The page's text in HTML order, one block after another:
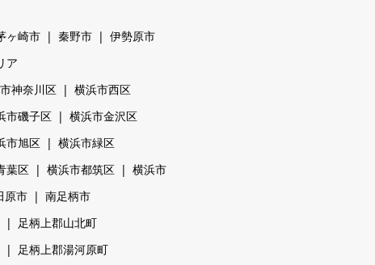
ヶ崎市 秦野市
伊勢原市
ア
神奈川区
横浜市西区
市磯子区
横浜市金沢区
市旭区
横浜市緑区
葉区 横浜市都筑区
横浜市
原市
南足柄市
足柄上郡山北町
足柄上郡湯河原町